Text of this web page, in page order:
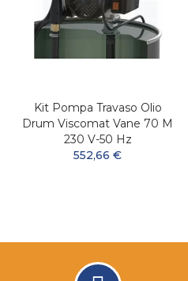
Kit Pompa Travaso Olio
Drum Viscomat Vane 70 M
230 V-50 Hz
552,66 €